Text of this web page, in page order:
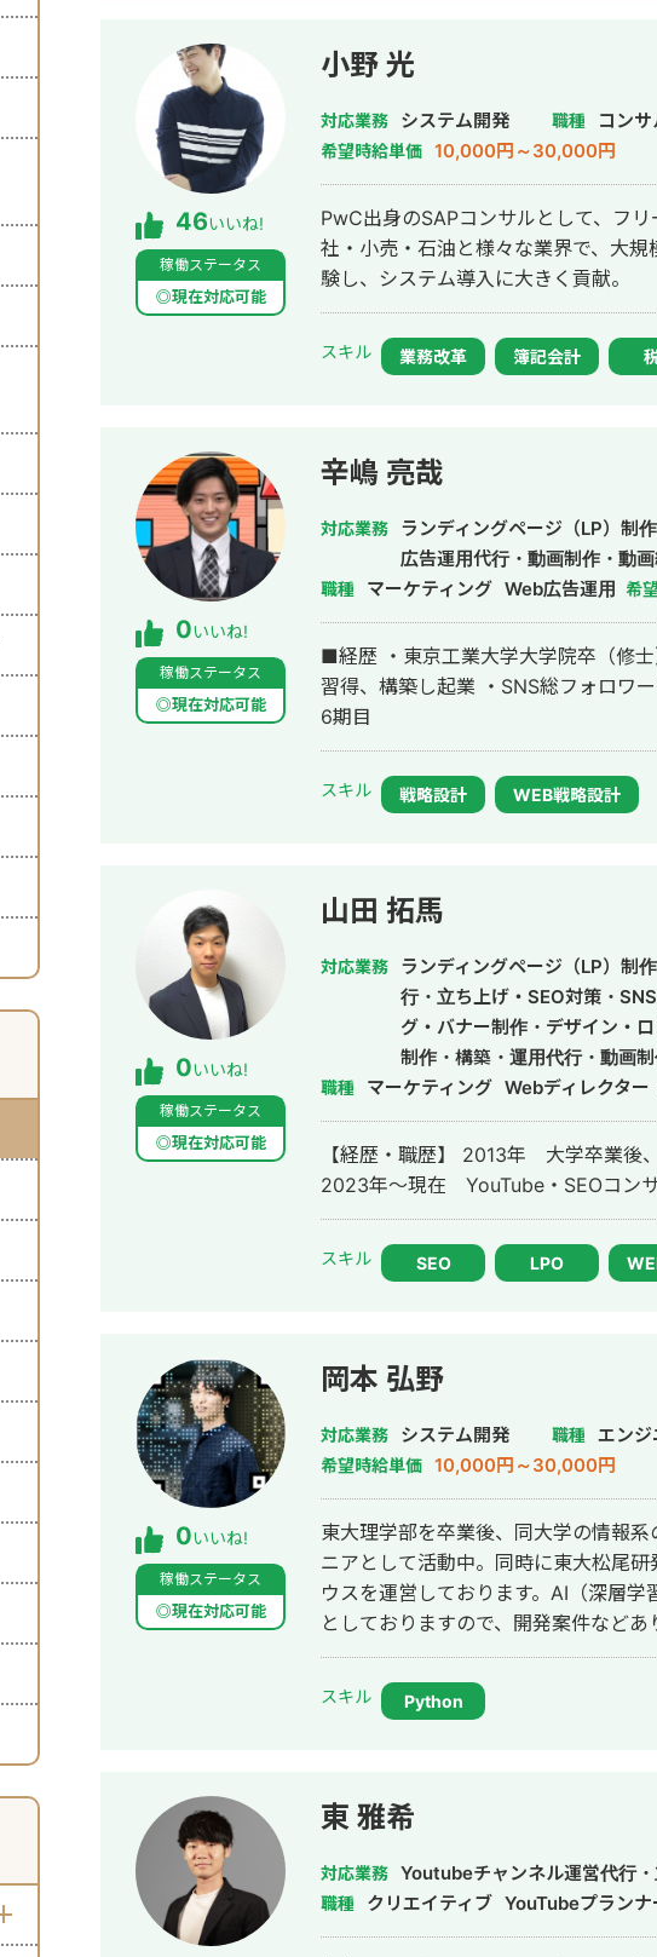
46いいね!
稼働ステータス
◎現在対応可能
小野 光
対応業務 システム開発 職種 コン
希望時給単価 10,000円～30,000円
PwC出身のSAPコンサルとして、フ
社・小売・石油と様々な業界で、大
験し、システム導入に大きく貢献。
スキル 業務改革 簿記会計
0いいね!
稼働ステータス
◎現在対応可能
辛嶋 亮哉
対応業務
ランディングページ（LP）制
広告運用代行・動画制作・動
職種 マーケティング Web広告運用 希
■経歴 ・東京工業大学大学院卒（修
習得、構築し起業 ・SNS総フォロワ
6期目
スキル 戦略設計 WEB戦略設計
0いいね!
稼働ステータス
◎現在対応可能
山田 拓馬
対応業務
ランディングページ（LP）制
行・立ち上げ・SEO対策・
グ・バナー制作・デザイン・
制作・構築・運用代行・動画
職種 マーケティング Webディレクター
【経歴・職歴】 2013年 大学卒業後
2023年〜現在 YouTube・SEOコンサ
スキル SEO LPO
0いいね!
稼働ステータス
◎現在対応可能
岡本 弘野
対応業務 システム開発 職種 エンジ
希望時給単価 10,000円～30,000円
東大理学部を卒業後、同大学の情報
ニアとして活動中。同時に東大松尾
ウスを運営しております。AI（深層
としておりますので、開発案件などあ
スキル Python
東 雅希
対応業務 Youtubeチャンネル運営代行
職種 クリエイティブ YouTubeプランナ